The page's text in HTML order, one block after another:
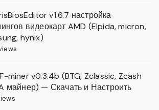
v1.6.7 настройка
видеокарт AMD (Elpida, micron,
hynix)
miner v0.3.4b (BTG, Zclassic, Zcash
майнер) — Скачать и Настроить